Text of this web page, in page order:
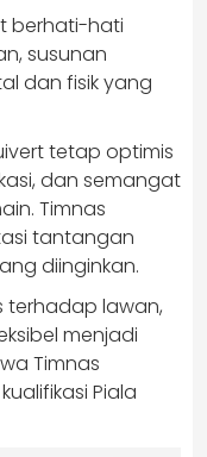
berhati-hati
susunan
dan fisik yang
tetap optimis
dan semangat
Timnas
tantangan
diinginkan.
terhadap lawan,
menjadi
Timnas
Piala